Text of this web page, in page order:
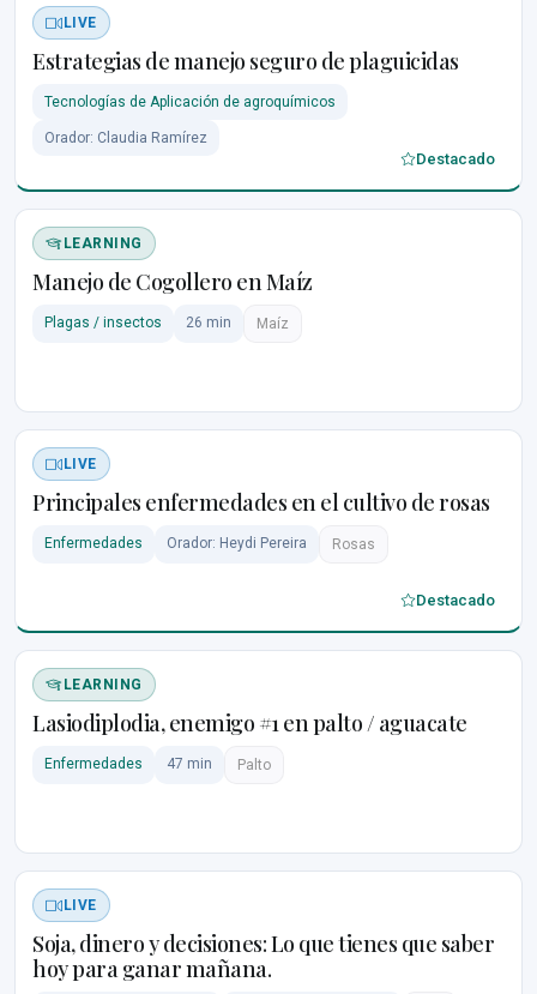
LIVE
Estrategias de manejo seguro de plaguicidas
Tecnologías de Aplicación de agroquímicos
Orador: Claudia Ramírez
Destacado
LEARNING
Manejo de Cogollero en Maíz
Plagas / insectos 26 min Maíz
LIVE
Principales enfermedades en el cultivo de rosas
Enfermedades Orador: Heydi Pereira Rosas
Destacado
LEARNING
Lasiodiplodia, enemigo #1 en palto / aguacate
Enfermedades 47 min Palto
LIVE
Soja, dinero y decisiones: Lo que tienes que saber
hoy para ganar mañana.